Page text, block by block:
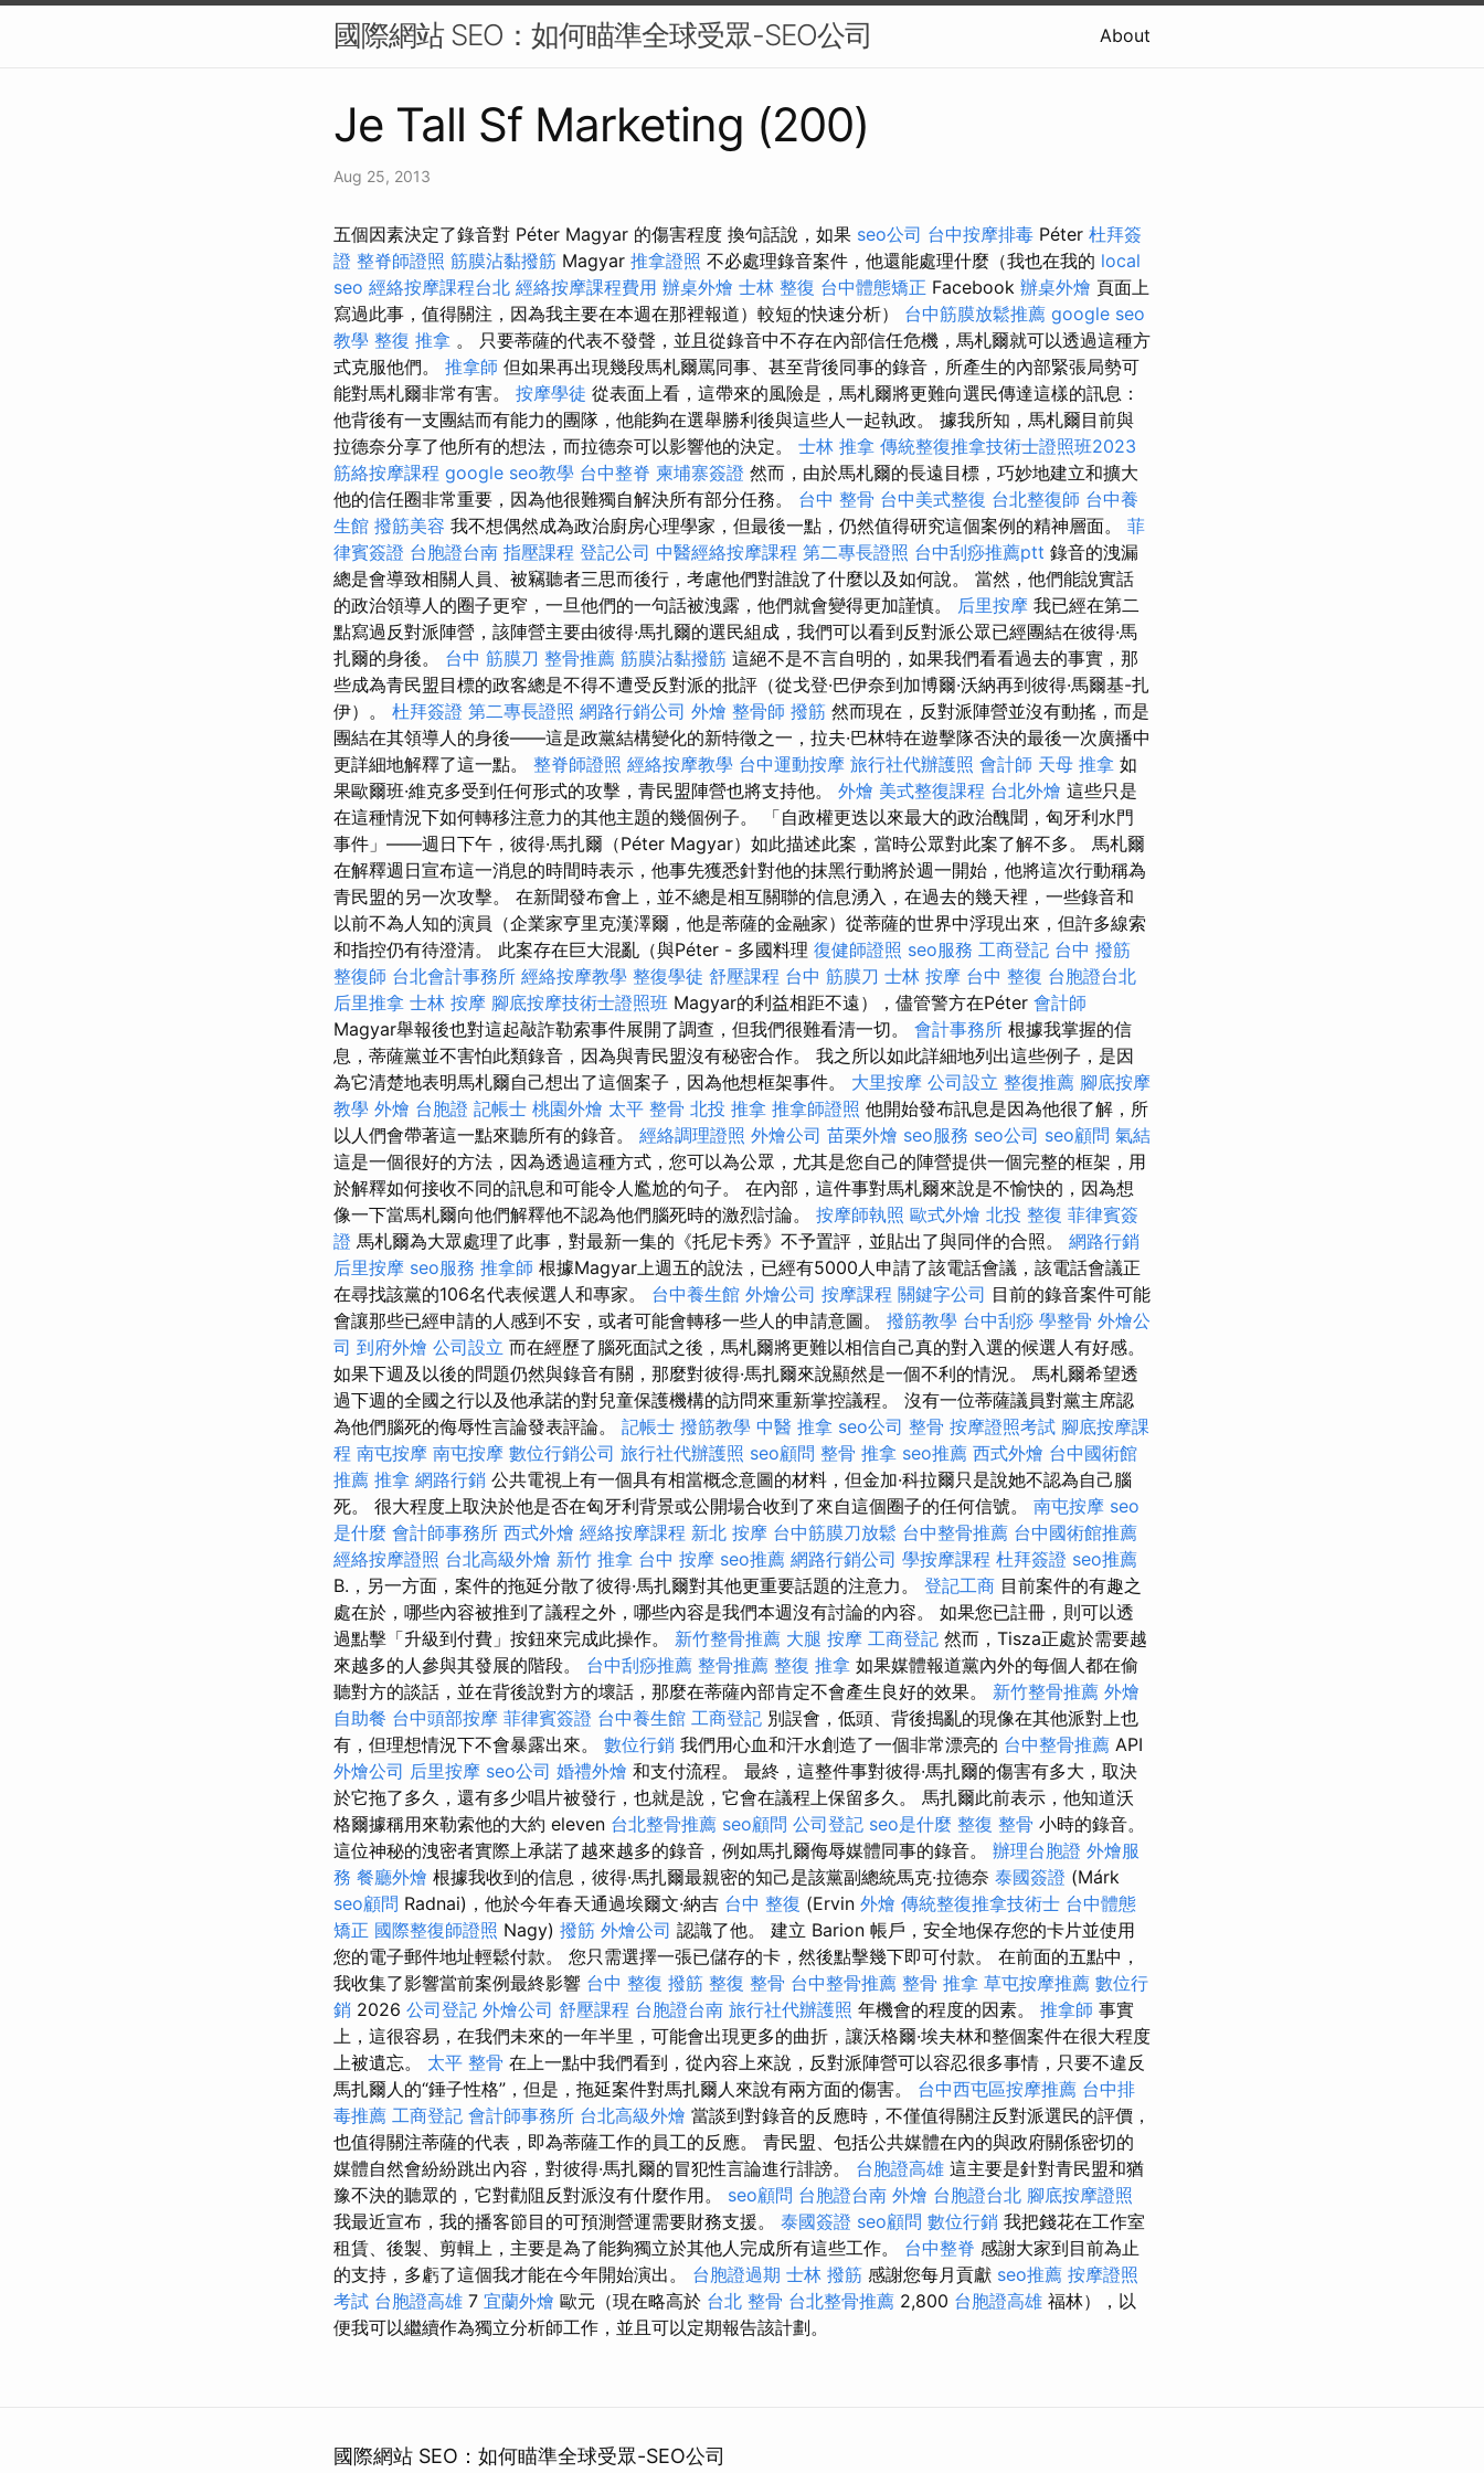
國際網站 SEO：如何瞄準全球受眾-SEO公司 About
Je Tall Sf Marketing (200)
Aug 25, 2013
五個因素決定了錄音對 Péter Magyar 的傷害程度 換句話說，如果 seo公司 台中按摩排毒 Péter 杜拜簽
證 整脊師證照 筋膜沾黏撥筋 Magyar 推拿證照 不必處理錄音案件，他還能處理什麼（我也在我的 local
seo 經絡按摩課程台北 經絡按摩課程費用 辦桌外燴 士林 整復 台中體態矯正 Facebook 辦桌外燴 頁面上
寫過此事，值得關注，因為我主要在本週在那裡報道）較短的快速分析） 台中筋膜放鬆推薦 google seo
教學 整復 推拿 。 只要蒂薩的代表不發聲，並且從錄音中不存在內部信任危機，馬札爾就可以透過這種方
式克服他們。 推拿師 但如果再出現幾段馬札爾罵同事、甚至背後同事的錄音，所產生的內部緊張局勢可
能對馬札爾非常有害。 按摩學徒 從表面上看，這帶來的風險是，馬札爾將更難向選民傳達這樣的訊息：
他背後有一支團結而有能力的團隊，他能夠在選舉勝利後與這些人一起執政。 據我所知，馬札爾目前與
拉德奈分享了他所有的想法，而拉德奈可以影響他的決定。 士林 推拿 傳統整復推拿技術士證照班2023
筋絡按摩課程 google seo教學 台中整脊 柬埔寨簽證 然而，由於馬札爾的長遠目標，巧妙地建立和擴大
他的信任圈非常重要，因為他很難獨自解決所有部分任務。 台中 整骨 台中美式整復 台北整復師 台中養
生館 撥筋美容 我不想偶然成為政治廚房心理學家，但最後一點，仍然值得研究這個案例的精神層面。 菲
律賓簽證 台胞證台南 指壓課程 登記公司 中醫經絡按摩課程 第二專長證照 台中刮痧推薦ptt 錄音的洩漏
總是會導致相關人員、被竊聽者三思而後行，考慮他們對誰說了什麼以及如何說。 當然，他們能說實話
的政治領導人的圈子更窄，一旦他們的一句話被洩露，他們就會變得更加謹慎。 后里按摩 我已經在第二
點寫過反對派陣營，該陣營主要由彼得·馬扎爾的選民組成，我們可以看到反對派公眾已經團結在彼得·馬
扎爾的身後。 台中 筋膜刀 整骨推薦 筋膜沾黏撥筋 這絕不是不言自明的，如果我們看看過去的事實，那
些成為青民盟目標的政客總是不得不遭受反對派的批評（從戈登·巴伊奈到加博爾·沃納再到彼得·馬爾基-扎
伊）。 杜拜簽證 第二專長證照 網路行銷公司 外燴 整骨師 撥筋 然而現在，反對派陣營並沒有動搖，而是
團結在其領導人的身後——這是政黨結構變化的新特徵之一，拉夫·巴林特在遊擊隊否決的最後一次廣播中
更詳細地解釋了這一點。 整脊師證照 經絡按摩教學 台中運動按摩 旅行社代辦護照 會計師 天母 推拿 如
果歐爾班·維克多受到任何形式的攻擊，青民盟陣營也將支持他。 外燴 美式整復課程 台北外燴 這些只是
在這種情況下如何轉移注意力的其他主題的幾個例子。 「自政權更迭以來最大的政治醜聞，匈牙利水門
事件」——週日下午，彼得·馬扎爾（Péter Magyar）如此描述此案，當時公眾對此案了解不多。 馬札爾
在解釋週日宣布這一消息的時間時表示，他事先獲悉針對他的抹黑行動將於週一開始，他將這次行動稱為
青民盟的另一次攻擊。 在新聞發布會上，並不總是相互關聯的信息湧入，在過去的幾天裡，一些錄音和
以前不為人知的演員（企業家亨里克漢澤爾，他是蒂薩的金融家）從蒂薩的世界中浮現出來，但許多線索
和指控仍有待澄清。 此案存在巨大混亂（與Péter - 多國料理 復健師證照 seo服務 工商登記 台中 撥筋
整復師 台北會計事務所 經絡按摩教學 整復學徒 舒壓課程 台中 筋膜刀 士林 按摩 台中 整復 台胞證台北
后里推拿 士林 按摩 腳底按摩技術士證照班 Magyar的利益相距不遠），儘管警方在Péter 會計師
Magyar舉報後也對這起敲詐勒索事件展開了調查，但我們很難看清一切。 會計事務所 根據我掌握的信
息，蒂薩黨並不害怕此類錄音，因為與青民盟沒有秘密合作。 我之所以如此詳細地列出這些例子，是因
為它清楚地表明馬札爾自己想出了這個案子，因為他想框架事件。 大里按摩 公司設立 整復推薦 腳底按摩
教學 外燴 台胞證 記帳士 桃園外燴 太平 整骨 北投 推拿 推拿師證照 他開始發布訊息是因為他很了解，所
以人們會帶著這一點來聽所有的錄音。 經絡調理證照 外燴公司 苗栗外燴 seo服務 seo公司 seo顧問 氣結
這是一個很好的方法，因為透過這種方式，您可以為公眾，尤其是您自己的陣營提供一個完整的框架，用
於解釋如何接收不同的訊息和可能令人尷尬的句子。 在內部，這件事對馬札爾來說是不愉快的，因為想
像一下當馬札爾向他們解釋他不認為他們腦死時的激烈討論。 按摩師執照 歐式外燴 北投 整復 菲律賓簽
證 馬札爾為大眾處理了此事，對最新一集的《托尼卡秀》不予置評，並貼出了與同伴的合照。 網路行銷
后里按摩 seo服務 推拿師 根據Magyar上週五的說法，已經有5000人申請了該電話會議，該電話會議正
在尋找該黨的106名代表候選人和專家。 台中養生館 外燴公司 按摩課程 關鍵字公司 目前的錄音案件可能
會讓那些已經申請的人感到不安，或者可能會轉移一些人的申請意圖。 撥筋教學 台中刮痧 學整骨 外燴公
司 到府外燴 公司設立 而在經歷了腦死面試之後，馬札爾將更難以相信自己真的對入選的候選人有好感。
如果下週及以後的問題仍然與錄音有關，那麼對彼得·馬扎爾來說顯然是一個不利的情況。 馬札爾希望透
過下週的全國之行以及他承諾的對兒童保護機構的訪問來重新掌控議程。 沒有一位蒂薩議員對黨主席認
為他們腦死的侮辱性言論發表評論。 記帳士 撥筋教學 中醫 推拿 seo公司 整骨 按摩證照考試 腳底按摩課
程 南屯按摩 南屯按摩 數位行銷公司 旅行社代辦護照 seo顧問 整骨 推拿 seo推薦 西式外燴 台中國術館
推薦 推拿 網路行銷 公共電視上有一個具有相當概念意圖的材料，但金加·科拉爾只是說她不認為自己腦
死。 很大程度上取決於他是否在匈牙利背景或公開場合收到了來自這個圈子的任何信號。 南屯按摩 seo
是什麼 會計師事務所 西式外燴 經絡按摩課程 新北 按摩 台中筋膜刀放鬆 台中整骨推薦 台中國術館推薦
經絡按摩證照 台北高級外燴 新竹 推拿 台中 按摩 seo推薦 網路行銷公司 學按摩課程 杜拜簽證 seo推薦
B.，另一方面，案件的拖延分散了彼得·馬扎爾對其他更重要話題的注意力。 登記工商 目前案件的有趣之
處在於，哪些內容被推到了議程之外，哪些內容是我們本週沒有討論的內容。 如果您已註冊，則可以透
過點擊「升級到付費」按鈕來完成此操作。 新竹整骨推薦 大腿 按摩 工商登記 然而，Tisza正處於需要越
來越多的人參與其發展的階段。 台中刮痧推薦 整骨推薦 整復 推拿 如果媒體報道黨內外的每個人都在偷
聽對方的談話，並在背後說對方的壞話，那麼在蒂薩內部肯定不會產生良好的效果。 新竹整骨推薦 外燴
自助餐 台中頭部按摩 菲律賓簽證 台中養生館 工商登記 別誤會，低頭、背後搗亂的現像在其他派對上也
有，但理想情況下不會暴露出來。 數位行銷 我們用心血和汗水創造了一個非常漂亮的 台中整骨推薦 API
外燴公司 后里按摩 seo公司 婚禮外燴 和支付流程。 最終，這整件事對彼得·馬扎爾的傷害有多大，取決
於它拖了多久，還有多少唱片被發行，也就是說，它會在議程上保留多久。 馬扎爾此前表示，他知道沃
格爾據稱用來勒索他的大約 eleven 台北整骨推薦 seo顧問 公司登記 seo是什麼 整復 整骨 小時的錄音。
這位神秘的洩密者實際上承諾了越來越多的錄音，例如馬扎爾侮辱媒體同事的錄音。 辦理台胞證 外燴服
務 餐廳外燴 根據我收到的信息，彼得·馬扎爾最親密的知己是該黨副總統馬克·拉德奈 泰國簽證 (Márk
seo顧問 Radnai)，他於今年春天通過埃爾文·納吉 台中 整復 (Ervin 外燴 傳統整復推拿技術士 台中體態
矯正 國際整復師證照 Nagy) 撥筋 外燴公司 認識了他。 建立 Barion 帳戶，安全地保存您的卡片並使用
您的電子郵件地址輕鬆付款。 您只需選擇一張已儲存的卡，然後點擊幾下即可付款。 在前面的五點中，
我收集了影響當前案例最終影響 台中 整復 撥筋 整復 整骨 台中整骨推薦 整骨 推拿 草屯按摩推薦 數位行
銷 2026 公司登記 外燴公司 舒壓課程 台胞證台南 旅行社代辦護照 年機會的程度的因素。 推拿師 事實
上，這很容易，在我們未來的一年半里，可能會出現更多的曲折，讓沃格爾·埃夫林和整個案件在很大程度
上被遺忘。 太平 整骨 在上一點中我們看到，從內容上來說，反對派陣營可以容忍很多事情，只要不違反
馬扎爾人的“錘子性格”，但是，拖延案件對馬扎爾人來說有兩方面的傷害。 台中西屯區按摩推薦 台中排
毒推薦 工商登記 會計師事務所 台北高級外燴 當談到對錄音的反應時，不僅值得關注反對派選民的評價，
也值得關注蒂薩的代表，即為蒂薩工作的員工的反應。 青民盟、包括公共媒體在內的與政府關係密切的
媒體自然會紛紛跳出內容，對彼得·馬扎爾的冒犯性言論進行誹謗。 台胞證高雄 這主要是針對青民盟和猶
豫不決的聽眾的，它對勸阻反對派沒有什麼作用。 seo顧問 台胞證台南 外燴 台胞證台北 腳底按摩證照
我最近宣布，我的播客節目的可預測營運需要財務支援。 泰國簽證 seo顧問 數位行銷 我把錢花在工作室
租賃、後製、剪輯上，主要是為了能夠獨立於其他人完成所有這些工作。 台中整脊 感謝大家到目前為止
的支持，多虧了這個我才能在今年開始演出。 台胞證過期 士林 撥筋 感謝您每月貢獻 seo推薦 按摩證照
考試 台胞證高雄 7 宜蘭外燴 歐元（現在略高於 台北 整骨 台北整骨推薦 2,800 台胞證高雄 福林），以
便我可以繼續作為獨立分析師工作，並且可以定期報告該計劃。
國際網站 SEO：如何瞄準全球受眾-SEO公司